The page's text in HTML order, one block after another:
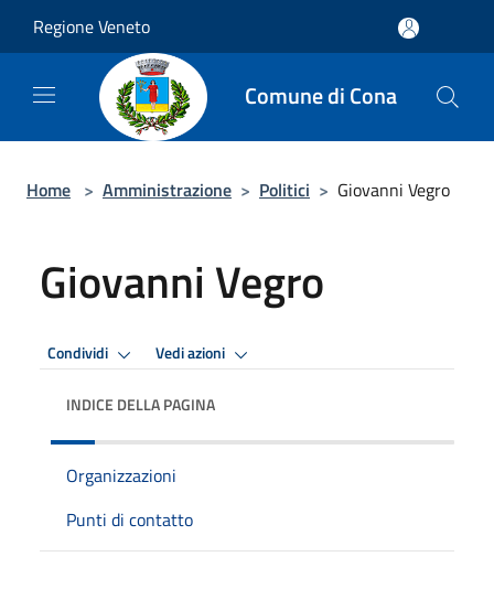
Regione Veneto
Comune di Cona
Home > Amministrazione > Politici > Giovanni Vegro
Giovanni Vegro
Condividi Vedi azioni
INDICE DELLA PAGINA
Organizzazioni
Punti di contatto